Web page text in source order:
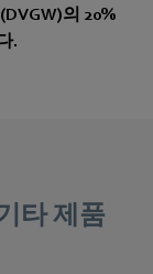
의 20%
.
타 제품